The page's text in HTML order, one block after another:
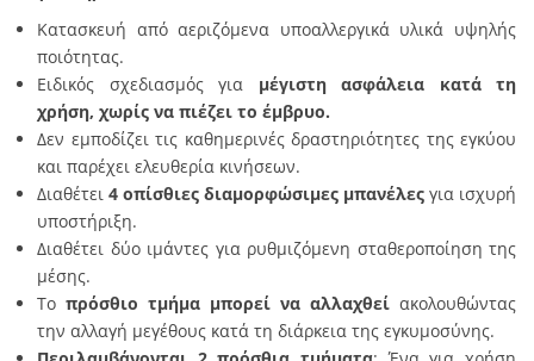
Κατασκευή από αεριζόμενα υποαλλεργικά υλικά υψηλής
ποιότητας.
Ειδικός σχεδιασμός για μέγιστη ασφάλεια κατά τη
χρήση, χωρίς να πιέζει το έμβρυο.
Δεν εμποδίζει τις καθημερινές δραστηριότητες της εγκύου
και παρέχει ελευθερία κινήσεων.
Διαθέτει 4 οπίσθιες διαμορφώσιμες μπανέλες για ισχυρή
υποστήριξη.
Διαθέτει δύο ιμάντες για ρυθμιζόμενη σταθεροποίηση της
μέσης.
Το πρόσθιο τμήμα μπορεί να αλλαχθεί ακολουθώντας
την αλλαγή μεγέθους κατά τη διάρκεια της εγκυμοσύνης.